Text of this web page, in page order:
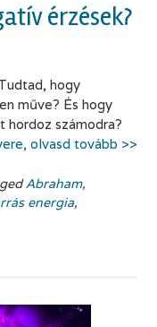
érzések?
hogy
műve? És hogy
hordoz számodra?
olvasd tovább >>
Abraham,
energia,